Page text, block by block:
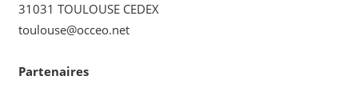
31031 TOULOUSE CEDEX
toulouse@occeo.net
Partenaires